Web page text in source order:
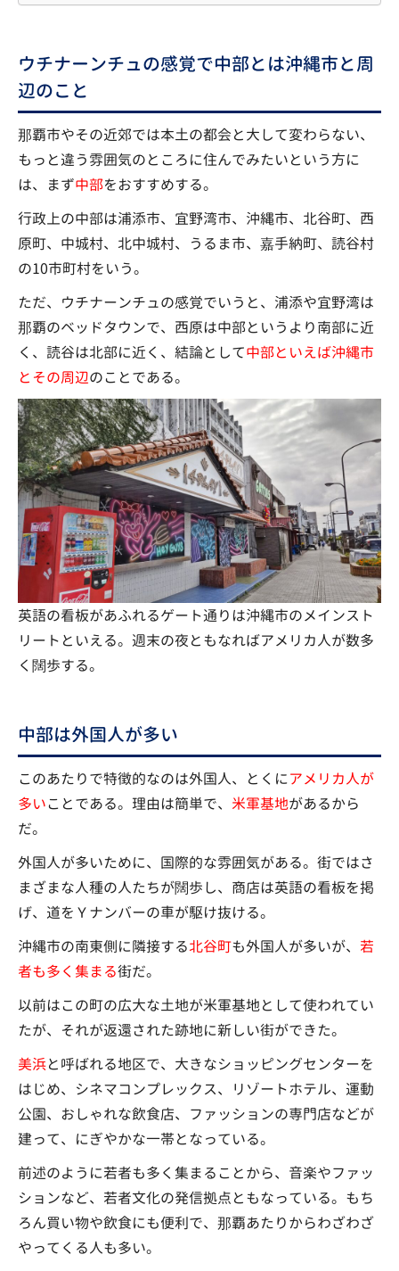
ウチナーンチュの感覚で中部とは沖縄市と周
辺のこと
那覇市やその近郊では本土の都会と大して変わらない、
もっと違う雰囲気のところに住んでみたいという方に
は、まず中部をおすすめする。
行政上の中部は浦添市、宜野湾市、沖縄市、北谷町、西
原町、中城村、北中城村、うるま市、嘉手納町、読谷村
の10市町村をいう。
ただ、ウチナーンチュの感覚でいうと、浦添や宜野湾は
那覇のベッドタウンで、西原は中部というより南部に近
く、読谷は北部に近く、結論として中部といえば沖縄市
とその周辺のことである。
英語の看板があふれるゲート通りは沖縄市のメインスト
リートといえる。週末の夜ともなればアメリカ人が数多
く闊歩する。
中部は外国人が多い
このあたりで特徴的なのは外国人、とくにアメリカ人が
多いことである。理由は簡単で、 米軍基地があるから
だ。
外国人が多いために、国際的な雰囲気がある。街ではさ
まざまな人種の人たちが闊歩し、商店は英語の看板を掲
げ、道をＹナンバーの車が駆け抜ける。
沖縄市の南東側に隣接する北谷町も外国人が多いが、 若
者も多く集まる街だ。
以前はこの町の広大な土地が米軍基地として使われてい
たが、それが返還された跡地に新しい街ができた。
美浜と呼ばれる地区で、大きなショッピングセンターを
はじめ、シネマコンプレックス、リゾートホテル、運動
公園、おしゃれな飲食店、ファッションの専門店などが
建って、にぎやかな一帯となっている。
前述のように若者も多く集まることから、音楽やファッ
ションなど、若者文化の発信拠点ともなっている。もち
ろん買い物や飲食にも便利で、那覇あたりからわざわざ
やってくる人も多い。